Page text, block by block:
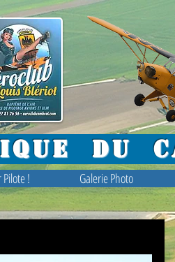
du
! Galerie Photo